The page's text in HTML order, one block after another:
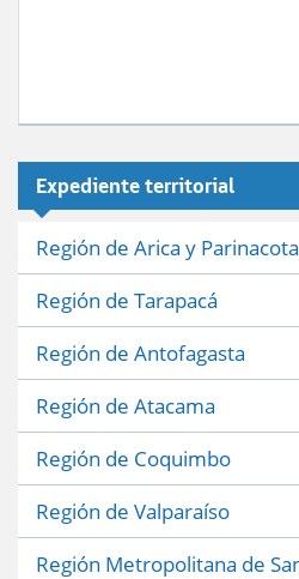
Expediente territorial
Región de Arica y Parinacota
Región de Tarapacá
Región de Antofagasta
Región de Atacama
Región de Coquimbo
Región de Valparaíso
Región Metropolitana de